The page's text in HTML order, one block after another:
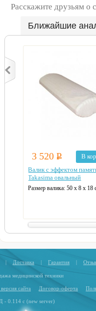
Расскажите друзьям о
Ближайшие
3 520Р
В
Валик с эффектом
Takasima овальный
Размер валика: 50 х 8 х 18
| Доставка | Гарантия |
медицинской техники
сайта Договор-оферта
- 0.114 с (new server)